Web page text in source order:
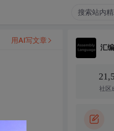
用AI写文章
汇
社区